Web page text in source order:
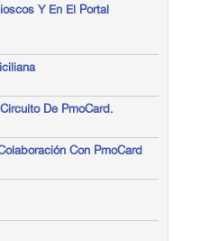
Y En El Portal
De PmoCard.
Con PmoCard